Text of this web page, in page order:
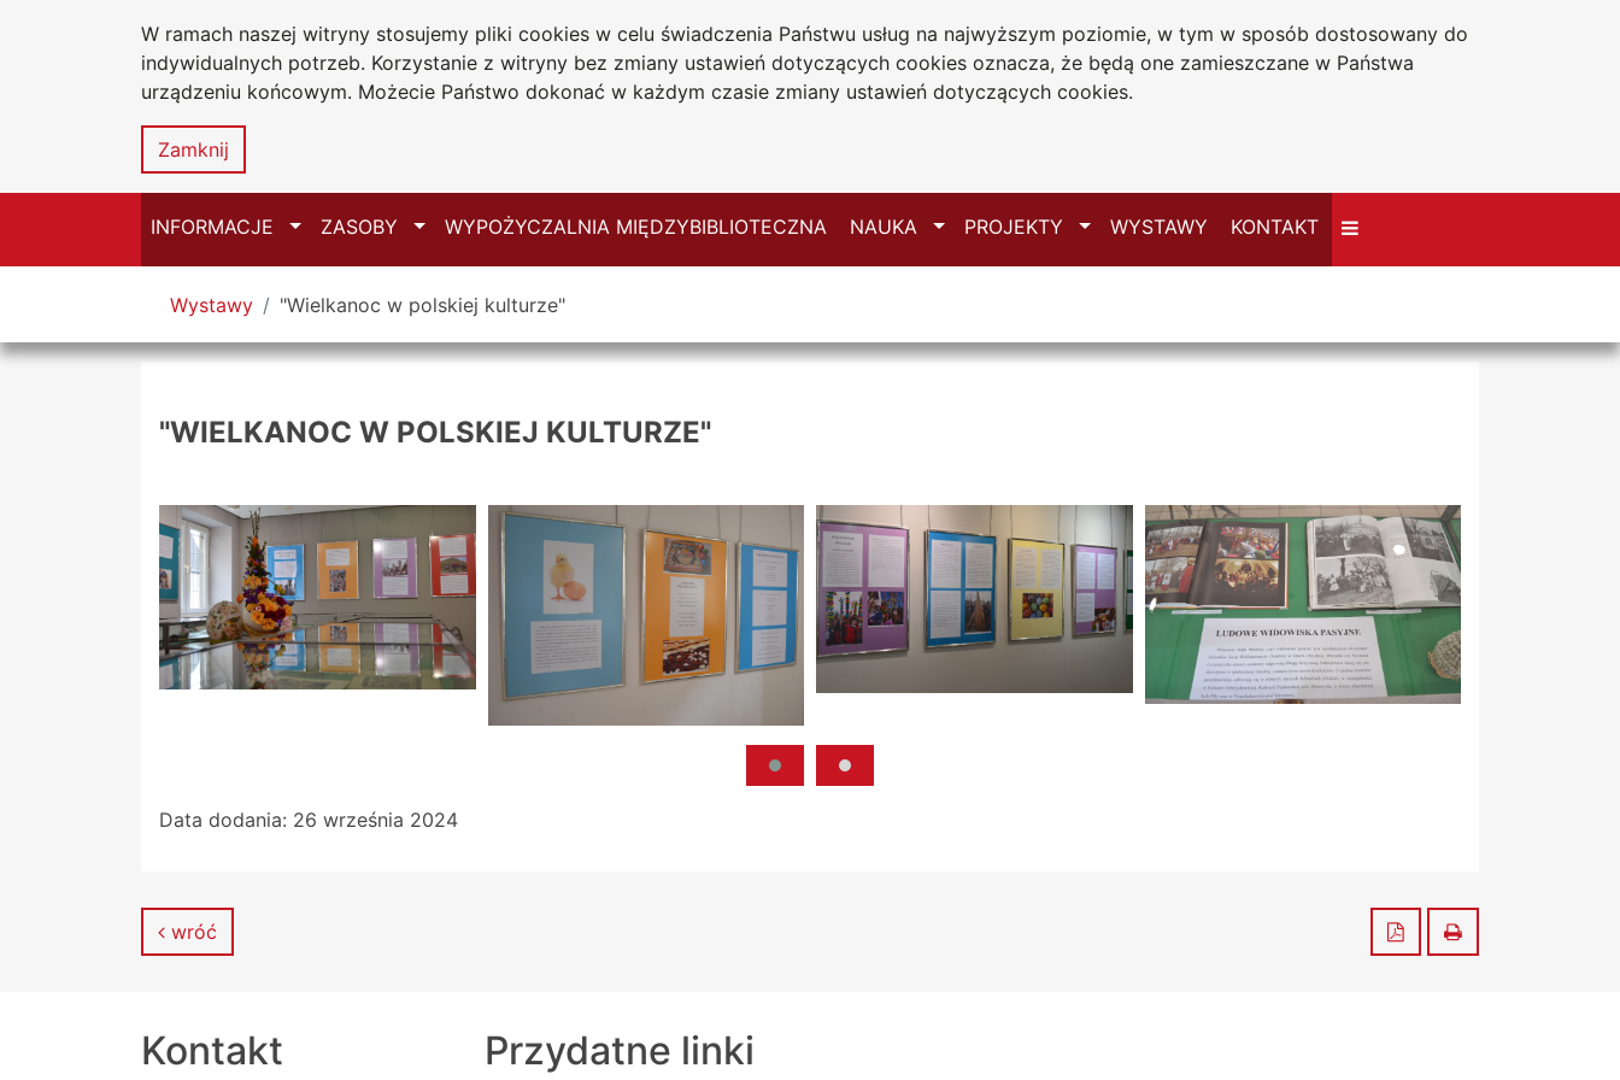
W ramach naszej witryny stosujemy pliki cookies w celu świadczenia Państwu usług na najwyższym poziomie, w tym w sposób dostosowany do
indywidualnych potrzeb. Korzystanie z witryny bez zmiany ustawień dotyczących cookies oznacza, że będą one zamieszczane w Państwa
urządzeniu końcowym. Możecie Państwo dokonać w każdym czasie zmiany ustawień dotyczących cookies.
Zamknij
Przejdź do głównego menu
Przejdź do treści
Przejdź do wyszukiwarki
Przejdź do mapy serwisuBiblioteka Uniwersytecka
Uniwersytetu Jana Długosza
w Częstochowie
Deklaracja dostępności
Mapa serwisu
INFORMACJE Przełącz
ZASOBY Przełącz
WYPOŻYCZALNIA MIĘDZYBIBLIOTECZNA NAUKA Przełącz
PROJEKTY Przełącz
WYSTAWY KONTAKT
Tutaj jesteś
Wystawy "Wielkanoc w polskiej kulturze"
"WIELKANOC W POLSKIEJ KULTURZE"
Data dodania: 26 września 2024
wróć Zapisz do PDF
Drukuj
Kontakt Przydatne linki